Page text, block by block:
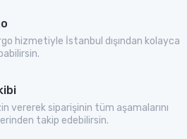
hizmetiyle İstanbul dışından kolayca
vererek siparişinin tüm aşamalarını
takip edebilirsin.